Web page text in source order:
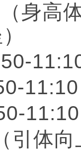
身高
50-11:
11:
11:
引体向